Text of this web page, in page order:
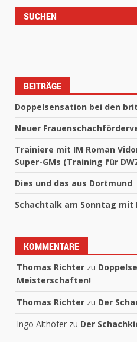
SUCHEN
BEITRÄGE
Doppelsensation bei den
Neuer
Trainiere mit IM Roman
Super-GMs (Training für
Dies und das aus Dortmund
Schachtalk am Sonntag mit
KOMMENTARE
Thomas Richter zu
Meisterschaften!
Thomas Richter zu Der
Ingo Althöfer zu Der